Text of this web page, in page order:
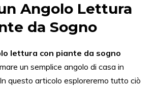
Angolo Lettura
da Sogno
lettura con piante da sogno
un semplice angolo di casa in
In questo articolo esploreremo tutto ciò